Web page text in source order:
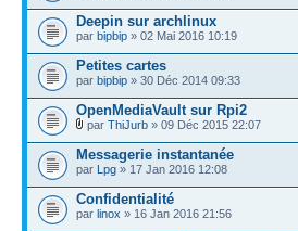
Deepin sur archlinux
par bipbip » 02 Mai 2016 10:19
Petites cartes
par bipbip » 30 Déc 2014 09:33
OpenMediaVault sur Rpi2
par ThiJurb » 09 Déc 2015 22:07
Messagerie instantanée
par Lpg » 17 Jan 2016 12:08
Confidentialité
par linox » 16 Jan 2016 21:56